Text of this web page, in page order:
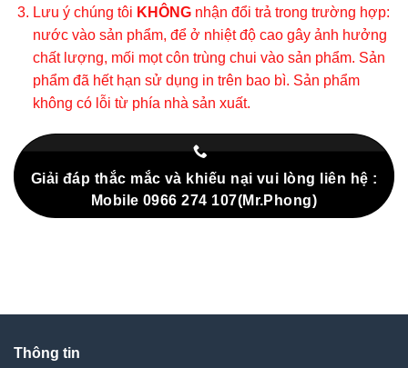
Lưu ý chúng tôi KHÔNGnhận đổi trả trong trường hợp:
nước vào sản phẩm, để ở nhiệt độ cao gây ảnh hưởng
chất lượng, mối mọt côn trùng chui vào sản phẩm. Sản
phẩm đã hết hạn sử dụng in trên bao bì. Sản phẩm
không có lỗi từ phía nhà sản xuất.
Giải đáp thắc mắc và khiếu nại vui lòng liên hệ :
Mobile 0966 274 107(Mr.Phong)
Thông tin